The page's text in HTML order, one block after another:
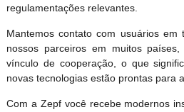
regulamentações relevantes.
Mantemos contato com usuários
nossos parceiros em muitos
vínculo de cooperação, o que
novas tecnologias estão prontas para
Com a Zepf você recebe modernos